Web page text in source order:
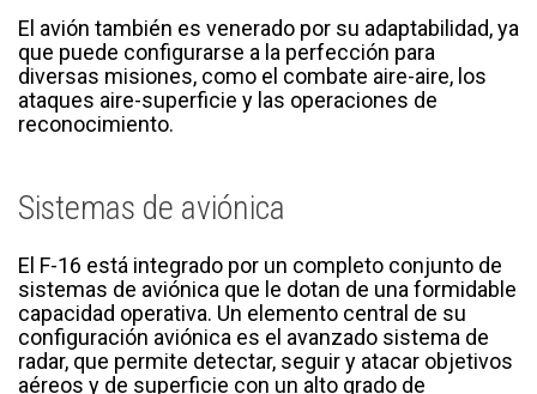
El avión también es venerado por su adaptabilidad, ya
que puede configurarse a la perfección para
diversas misiones, como el combate aire-aire, los
ataques aire-superficie y las operaciones de
reconocimiento.
Sistemas de aviónica
El F-16 está integrado por un completo conjunto de
sistemas de aviónica que le dotan de una formidable
capacidad operativa. Un elemento central de su
configuración aviónica es el avanzado sistema de
radar, que permite detectar, seguir y atacar objetivos
aéreos y de superficie con un alto grado de